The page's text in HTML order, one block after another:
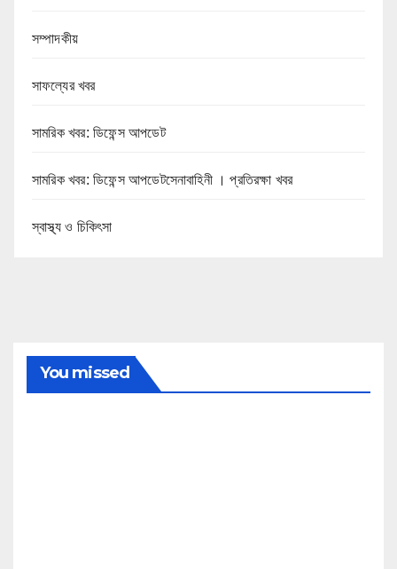
সম্পাদকীয়
সাফল্যের খবর
সামরিক খবর: ডিফেন্স আপডেট
সামরিক খবর: ডিফেন্স আপডেটসেনাবাহিনী । প্রতিরক্ষা খবর
স্বাস্থ্য ও চিকিৎসা
You missed